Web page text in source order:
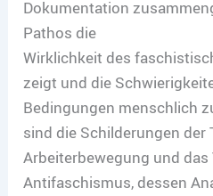
Dokumentation
Pathos die
Wirklichkeit des
zeigt und die
Bedingungen menschlich
sind die Schilderungen der
Arbeiterbewegung und das
Antifaschismus, dessen